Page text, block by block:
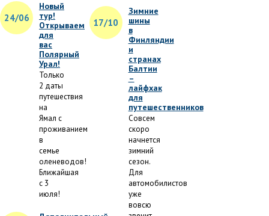
24/06
Новый
тур!
Открываем
для
вас
Полярный
Урал!
Только
2 даты
путешествия
на
Ямал с
проживанием
в
семье
оленеводов!
Ближайшая
с 3
июля!
17/10
Зимние
шины
в
Финляндии
и
странах
Балтии
–
лайфхак
для
путешественников
Совсем
скоро
начнется
зимний
сезон.
Для
автомобилистов
уже
вовсю